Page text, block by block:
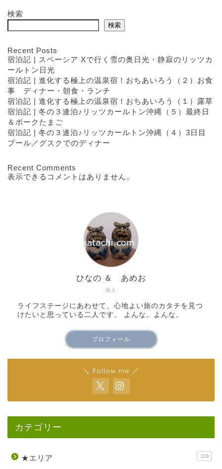
検索
検索
Recent Posts
宿泊記 | スペーシア Xで行く雪の奥日光・静寂のリッツカ
ールトン日光
宿泊記 | 進化する極上の温泉宿！おちあいろう（２）お食
事 ディナー・朝食・ランチ
宿泊記 | 進化する極上の温泉宿！おちあいろう（１）露草
宿泊記 | 冬の３連泊♪リッツカールトン沖縄（５）最終日
＆ポークたまご
宿泊記 | 冬の３連泊♪リッツカールトン沖縄（４）3日目
プール／グスクでのディナー
Recent Comments
表示できるコメントはありません。
旅人
ひなの ＆ あめお
ライフステージにあわせて、心地よい旅のカタチを見つ
けたいと思っている二人です。 よんな。よんな。
プロフィール
＼ Follow me ／
カテゴリー
★エリア 119